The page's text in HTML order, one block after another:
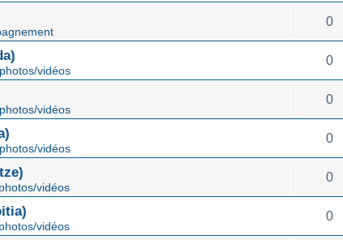
0
vidéos
0
vidéos
0
vidéos
0
vidéos
0
vidéos
0